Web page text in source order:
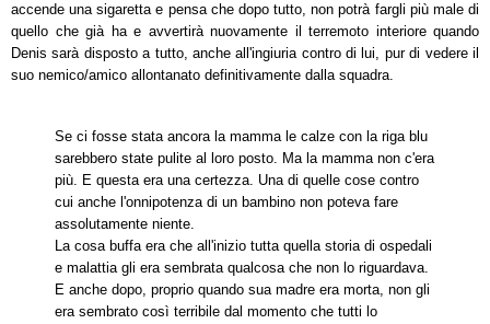
accende una sigaretta e pensa che dopo tutto, non potrà fargli più male di
quello che già ha e avvertirà nuovamente il terremoto interiore quando
Denis sarà disposto a tutto, anche all'ingiuria contro di lui, pur di vedere il
suo nemico/amico allontanato definitivamente dalla squadra.
Se ci fosse stata ancora la mamma le calze con la riga blu
sarebbero state pulite al loro posto. Ma la mamma non c'era
più. E questa era una certezza. Una di quelle cose contro
cui anche l'onnipotenza di un bambino non poteva fare
assolutamente niente.
La cosa buffa era che all'inizio tutta quella storia di ospedali
e malattia gli era sembrata qualcosa che non lo riguardava.
E anche dopo, proprio quando sua madre era morta, non gli
era sembrato così terribile dal momento che tutti lo